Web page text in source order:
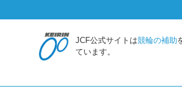
JCF公式サイトは競輪の補助
ています。